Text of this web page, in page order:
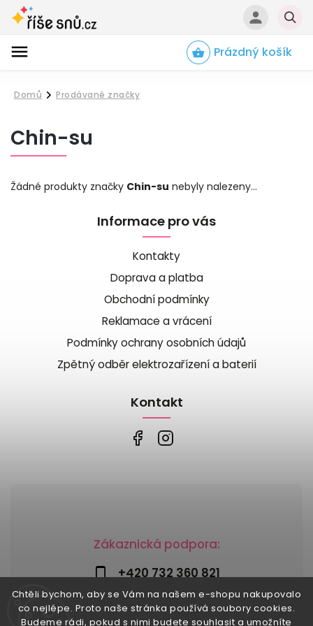
Chtěli bychom, aby se Vám na našem e-shopu nakupovalo
co nejlépe. Proto naše stránka používá soubory cookies.
Budeme rádi, pokud s nimi budete souhlasit a umožníte
Prázdný košík
Domů
/
Prodávané značky
Chin-su
Žádné produkty značky Chin-su nebyly nalezeny...
Zákaznická podpora:
+420 732 360 821
info@risesnu.cz
Informace pro vás
Kontakty
Doprava a platba
Obchodní podmínky
Reklamace a vrácení
Podmínky ochrany osobních údajů
Zpětný odběr elektrozařízení a baterií
Kontakt